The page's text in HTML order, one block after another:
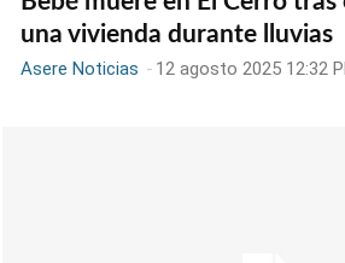
una vivienda durante lluvias
Asere Noticias - 12 agosto 2025 12:32